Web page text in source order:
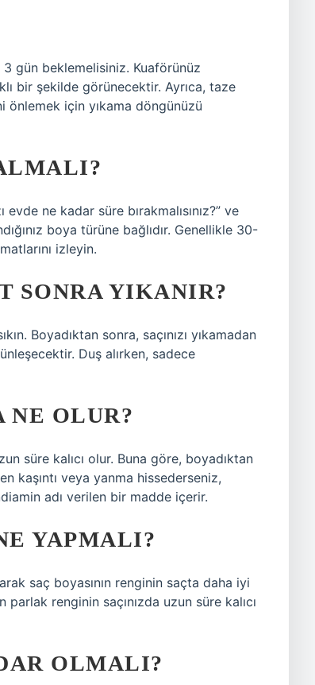
3 gün beklemelisiniz. Kuaförünüz
bir şekilde görünecektir. Ayrıca, taze
için yıkama döngünüzü
evde ne kadar süre bırakmalısınız?” ve
boya türüne bağlıdır. Genellikle 30-
izleyin.
SONRA YIKANIR?
Boyadıktan sonra, saçınızı yıkamadan
Duş alırken, sadece
NE OLUR?
süre kalıcı olur. Buna göre, boyadıktan
kaşıntı veya yanma hissederseniz,
adı verilen bir madde içerir.
YAPMALI?
saç boyasının renginin saçta daha iyi
renginin saçınızda uzun süre kalıcı
OLMALI?